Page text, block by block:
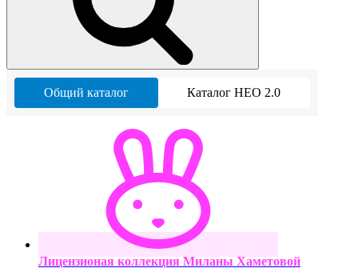
Общий каталог Каталог НЕО 2.0
Лицензионая коллекция Миланы Хаметовой